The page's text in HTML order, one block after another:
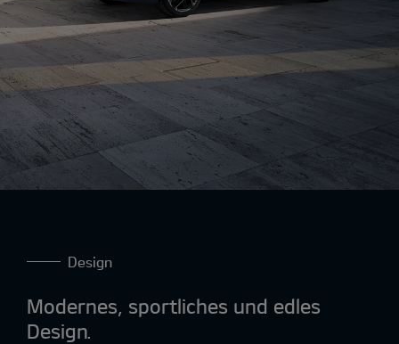
Design
Modernes, sportliches und edles
Design.